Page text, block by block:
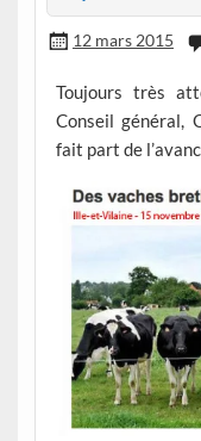
12 mars 2015
Toujours très
Conseil général,
fait part de